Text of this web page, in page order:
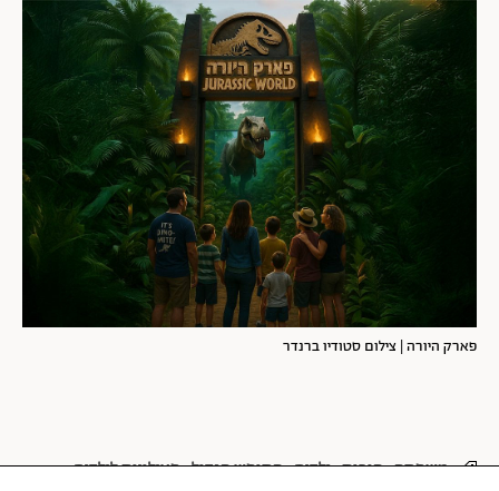
פארק היורה | צילום סטודיו ברנדר
משפחה הורות ילדים החופש הגדול פעילויות לילדים